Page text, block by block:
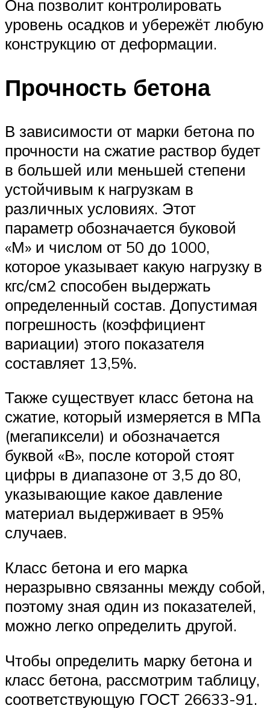
Она позволит контролировать
уровень осадков и убережёт любую
конструкцию от деформации.
Прочность бетона
В зависимости от марки бетона по
прочности на сжатие раствор будет
в большей или меньшей степени
устойчивым к нагрузкам в
различных условиях. Этот
параметр обозначается буковой
«М» и числом от 50 до 1000,
которое указывает какую нагрузку в
кгс/см2 способен выдержать
определенный состав. Допустимая
погрешность (коэффициент
вариации) этого показателя
составляет 13,5%.
Также существует класс бетона на
сжатие, который измеряется в МПа
(мегапиксели) и обозначается
буквой «В», после которой стоят
цифры в диапазоне от 3,5 до 80,
указывающие какое давление
материал выдерживает в 95%
случаев.
Класс бетона и его марка
неразрывно связанны между собой,
поэтому зная один из показателей,
можно легко определить другой.
Чтобы определить марку бетона и
класс бетона, рассмотрим таблицу,
соответствующую ГОСТ 26633-91.